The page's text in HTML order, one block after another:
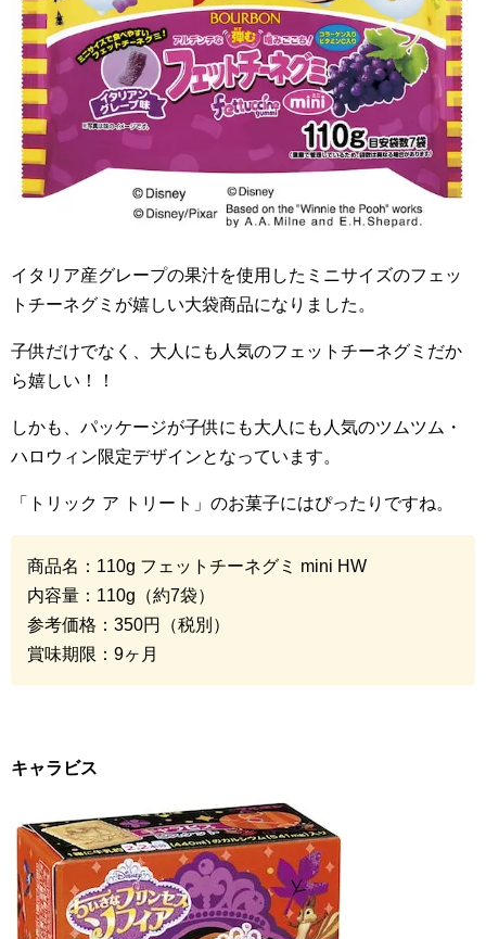
イタリア産グレープの果汁を使用したミニサイズのフェッ
トチーネグミが嬉しい大袋商品になりました。
子供だけでなく、大人にも人気のフェットチーネグミだか
ら嬉しい！！
しかも、パッケージが子供にも大人にも人気のツムツム・
ハロウィン限定デザインとなっています。
「トリック ア トリート」のお菓子にはぴったりですね。
商品名： 110g フェットチーネグミ mini HW
内容量： 110g （約7袋）
参考価格： 350円（税別）
賞味期限： 9ヶ月
キャラビス